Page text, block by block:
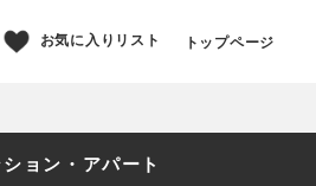
お気に入りリスト トップページ
ョン・アパート